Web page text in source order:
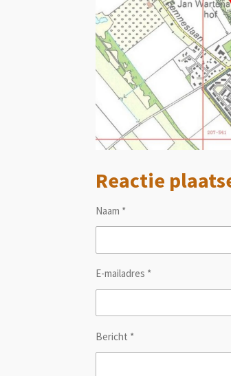
Reactie
Naam *
E-mailadres *
Bericht *